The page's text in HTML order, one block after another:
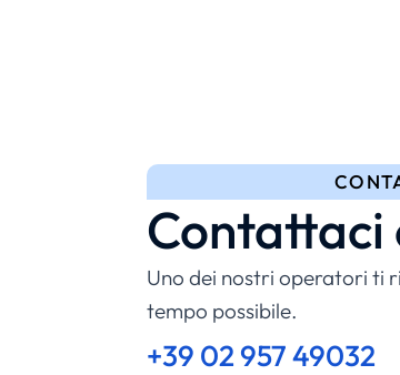
Contattaci
Uno dei nostri operatori ti
tempo possibile.
+39 02 957 49032